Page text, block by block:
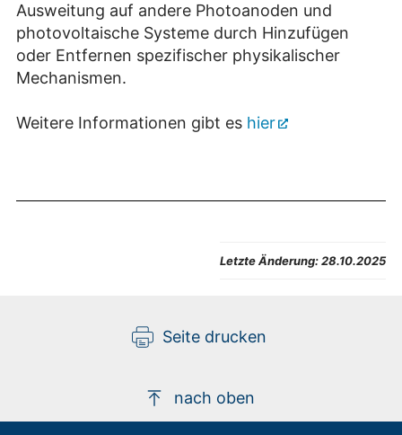
Ausweitung auf andere Photoanoden und
photovoltaische Systeme durch Hinzufügen
oder Entfernen spezifischer physikalischer
Mechanismen.
Weitere Informationen gibt es hier
Letzte Änderung:28.10.2025
Seite drucken
nach oben